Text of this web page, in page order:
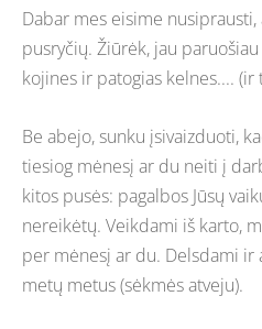
Dabar mes eisime
pusryčių. Žiūrėk, jau
kojines ir patogias kelnes.... (ir
Be abejo, sunku įsivaizduoti,
tiesiog mėnesį ar du neiti į
kitos pusės: pagalbos Jūsų
nereikėtų. Veikdami iš karto,
per mėnesį ar du. Delsdami
metų metus (sėkmės atveju).